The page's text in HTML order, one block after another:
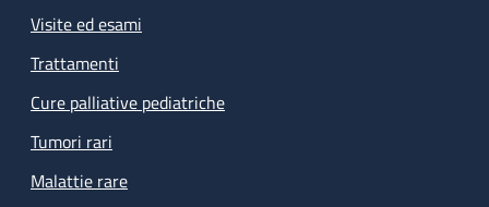
Visite ed esami
Trattamenti
Cure palliative pediatriche
Tumori rari
Malattie rare